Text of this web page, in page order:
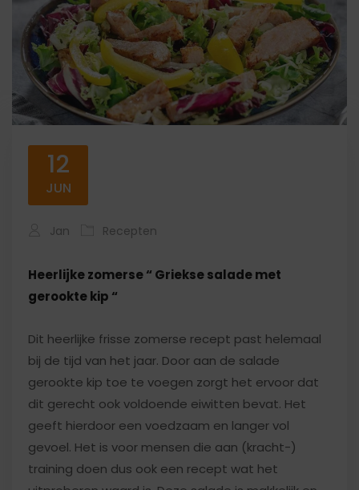
12
JUN
Jan Recepten
Heerlijke zomerse “ Griekse salade met
gerookte kip “
Dit heerlijke frisse zomerse recept past helemaal
bij de tijd van het jaar. Door aan de salade
gerookte kip toe te voegen zorgt het ervoor dat
dit gerecht ook voldoende eiwitten bevat. Het
geeft hierdoor een voedzaam en langer vol
gevoel. Het is voor mensen die aan (kracht-)
training doen dus ook een recept wat het